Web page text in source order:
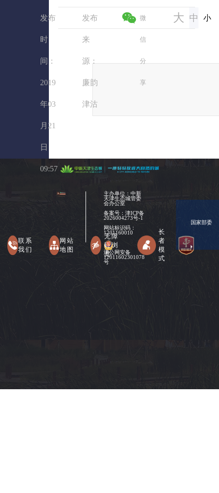
发布
时
间：
2019
年03
月21
日
09:57
发布
来
源：
廉韵
津沽
微
信
分
享
大 中 小
主办单位：中新
天津生态城管委
会办公室
备案号： 津ICP备
2026004273号-1
网站标识码：
1201160010
津公网安备
12011602301078
号
联系
我们
网站
地图
无障
碍浏
览
长
者
模
式
国家部委